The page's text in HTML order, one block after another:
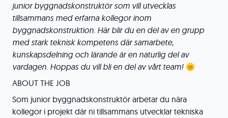
junior byggnadskonstruktör som vill utvecklas
tillsammans med erfarna kollegor inom
byggnadskonstruktion. Här blir du en del av en grupp
med stark teknisk kompetens där samarbete,
kunskapsdelning och lärande är en naturlig del av
vardagen. Hoppas du vill bli en del av vårt team! 🌞
ABOUT THE JOB
Som junior byggnadskonstruktör arbetar du nära
kollegor i projekt där ni tillsammans utvecklar tekniska